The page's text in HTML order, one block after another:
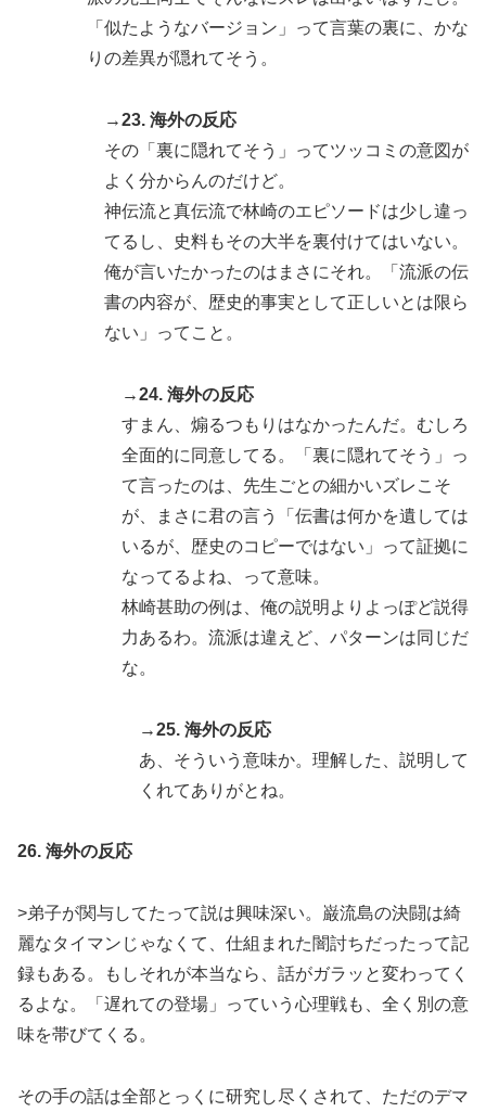
「似たようなバージョン」って言葉の裏に、かな
りの差異が隠れてそう。
→23. 海外の反応
その「裏に隠れてそう」ってツッコミの意図が
よく分からんのだけど。
神伝流と真伝流で林崎のエピソードは少し違っ
てるし、史料もその大半を裏付けてはいない。
俺が言いたかったのはまさにそれ。「流派の伝
書の内容が、歴史的事実として正しいとは限ら
ない」ってこと。
→24. 海外の反応
すまん、煽るつもりはなかったんだ。むしろ
全面的に同意してる。「裏に隠れてそう」っ
て言ったのは、先生ごとの細かいズレこそ
が、まさに君の言う「伝書は何かを遺しては
いるが、歴史のコピーではない」って証拠に
なってるよね、って意味。
林崎甚助の例は、俺の説明よりよっぽど説得
力あるわ。流派は違えど、パターンは同じだ
な。
→25. 海外の反応
あ、そういう意味か。理解した、説明して
くれてありがとね。
26. 海外の反応
>弟子が関与してたって説は興味深い。巌流島の決闘は綺
麗なタイマンじゃなくて、仕組まれた闇討ちだったって記
録もある。もしそれが本当なら、話がガラッと変わってく
るよな。「遅れての登場」っていう心理戦も、全く別の意
味を帯びてくる。
その手の話は全部とっくに研究し尽くされて、ただのデマ